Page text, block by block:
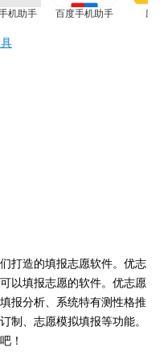
机助手 百度手机助手 应
打造的填报志愿软件。优志
以填报志愿的软件。优志愿
报分析、系统特有测性格推
制、志愿模拟填报等功能。
！